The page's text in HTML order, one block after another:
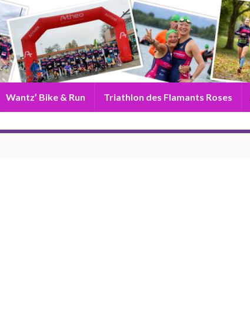
Wantz’ Bike & Run Triathlon des Flamants Roses